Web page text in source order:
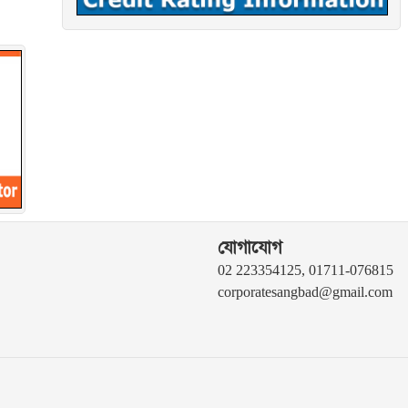
যোগাযোগ
02 223354125, 01711-076815
corporatesangbad@gmail.com